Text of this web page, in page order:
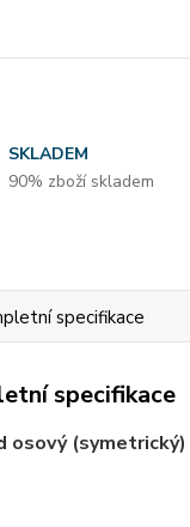
SKLADEM
90% zboží skladem
specifikace
specifikace
osový (symetrický)